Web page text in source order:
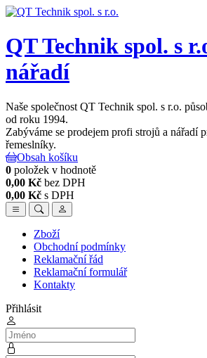
QT Technik spol. s
nářadí
Naše společnost QT Technik spol. s r.o.
od roku 1994.
Zabýváme se prodejem profi strojů a nářadí
řemeslníky.
Obsah košíku
0 položek v hodnotě
0,00 Kč bez DPH
0,00 Kč s DPH
Zboží
Obchodní podmínky
Reklamační řád
Reklamační formulář
Kontakty
Přihlásit